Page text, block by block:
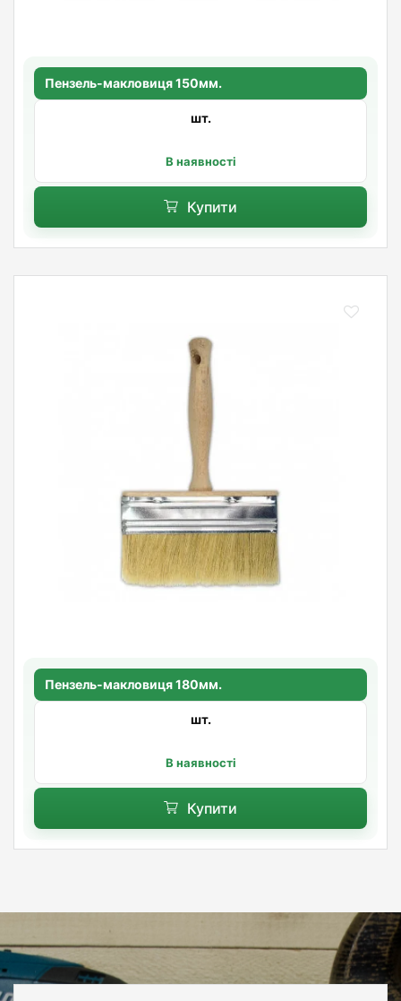
Пензель-макловиця 150мм.
шт.
В наявності
Купити
Пензель-макловиця 180мм.
шт.
В наявності
Купити